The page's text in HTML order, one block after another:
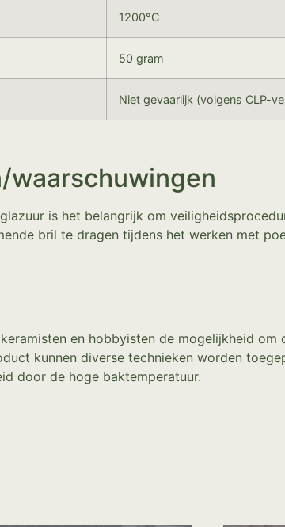
1200°C
50 gram
Niet gevaarlijk (volgens CLP-
waarschuwingen
is het belangrijk om
bril te dragen tijdens het werken met
en hobbyisten de mogelijkheid
kunnen diverse technieken worden
door de hoge baktemperatuur.